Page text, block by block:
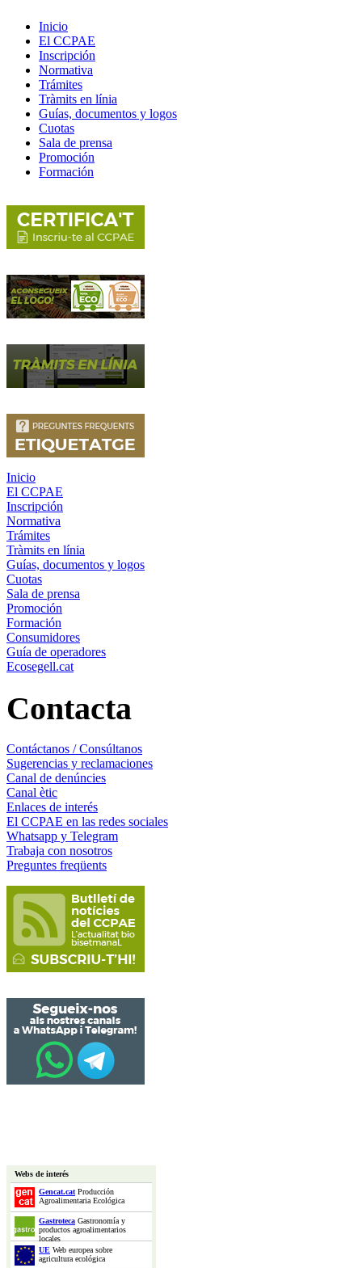
Inicio
El CCPAE
Inscripción
Normativa
Trámites
Tràmits en línia
Guías, documentos y logos
Cuotas
Sala de prensa
Promoción
Formación
Inicio
El CCPAE
Inscripción
Normativa
Trámites
Tràmits en línia
Guías, documentos y logos
Cuotas
Sala de prensa
Promoción
Formación
Consumidores
Guía de operadores
Ecosegell.cat
Contacta
Contáctanos / Consúltanos
Sugerencias y reclamaciones
Canal de denúncies
Canal ètic
Enlaces de interés
El CCPAE en las redes sociales
Whatsapp y Telegram
Trabaja con nosotros
Preguntes freqüents
Webs de interés
Gencat.catProducción
Agroalimentaria Ecológica
Gastroteca Gastronomía y
productos agroalimentarios
locales
UE Web europea sobre
agricultura ecológica